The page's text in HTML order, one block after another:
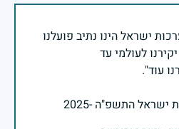
ישראל הינו נתיב פועלנו
ישראל התשפ"ה -2025